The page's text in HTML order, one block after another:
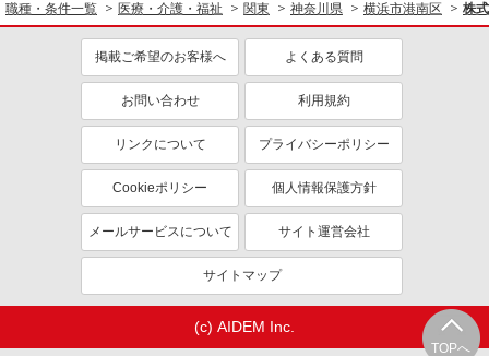
未経験歓迎
ミドル（40代～）活躍中
ボーナス・賞与あり
車通勤OK
交通費支給
社会保険あり
産休・育休取得実績あり
TOPへ
職種・条件一覧 医療・介護・福祉 関東 神奈川県 横浜市港南区 株
掲載ご希望のお客様へ よくある質問
お問い合わせ 利用規約
リンクについて プライバシーポリシー
Cookieポリシー 個人情報保護方針
メールサービスについて サイト運営会社
サイトマップ
(c) AIDEM Inc.